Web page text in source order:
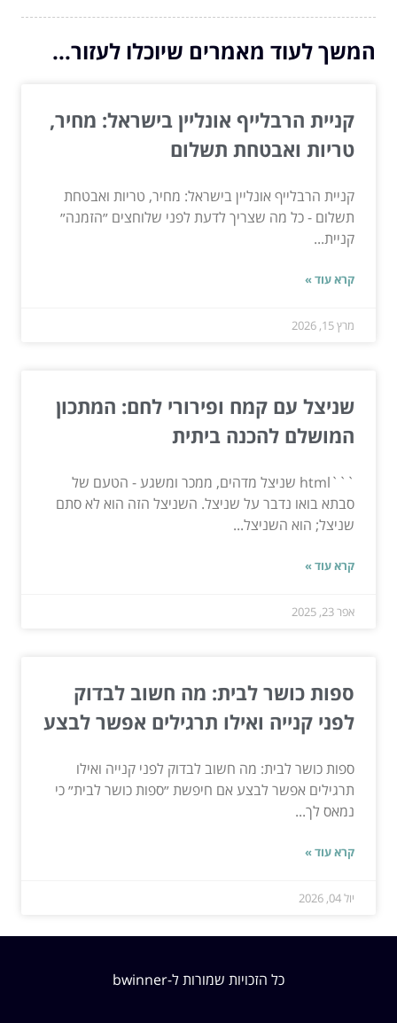
המשך לעוד מאמרים שיוכלו לעזור...
קניית הרבלייף אונליין בישראל: מחיר,
טריות ואבטחת תשלום
קניית הרבלייף אונליין בישראל: מחיר, טריות ואבטחת
תשלום - כל מה שצריך לדעת לפני שלוחצים ״הזמנה״
קניית...
קרא עוד »
מרץ 15, 2026
שניצל עם קמח ופירורי לחם: המתכון
המושלם להכנה ביתית
```html שניצל מדהים, ממכר ומשגע - הטעם של
סבתא בואו נדבר על שניצל. השניצל הזה הוא לא סתם
שניצל; הוא השניצל...
קרא עוד »
אפר 23, 2025
ספות כושר לבית: מה חשוב לבדוק
לפני קנייה ואילו תרגילים אפשר לבצע
ספות כושר לבית: מה חשוב לבדוק לפני קנייה ואילו
תרגילים אפשר לבצע אם חיפשת ״ספות כושר לבית״ כי
נמאס לך...
קרא עוד »
יול 04, 2026
כל הזכויות שמורות ל-bwinner